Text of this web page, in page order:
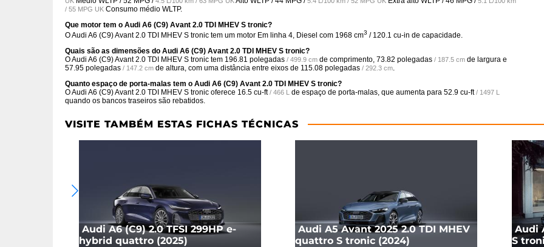
/ 55 MPG UK Consumo médio WLTP.
Que motor tem o Audi A6 (C9) Avant 2.0 TDI MHEV S tronic?
O Audi A6 (C9) Avant 2.0 TDI MHEV S tronic tem um motor Em linha 4, Diesel com 1968 cm3 / 120.1 cu-in de capacidade.
Quais são as dimensões do Audi A6 (C9) Avant 2.0 TDI MHEV S tronic?
O Audi A6 (C9) Avant 2.0 TDI MHEV S tronic tem 196.81 polegadas / 499.9 cm de comprimento, 73.82 polegadas / 187.5 cm de largura e
57.95 polegadas / 147.2 cm de altura, com uma distância entre eixos de 115.08 polegadas / 292.3 cm.
Quanto espaço de porta-malas tem o Audi A6 (C9) Avant 2.0 TDI MHEV S tronic?
O Audi A6 (C9) Avant 2.0 TDI MHEV S tronic oferece 16.5 cu-ft / 466 L de espaço de porta-malas, que aumenta para 52.9 cu-ft / 1497 L
quando os bancos traseiros são rebatidos.
VISITE TAMBÉM ESTAS FICHAS TÉCNICAS
Audi A6 (C9) 2.0 TFSI 299HP e-
hybrid quattro (2025)
Audi A5 Avant 2025 2.0 TDI MHEV
quattro S tronic (2024)
Audi
S